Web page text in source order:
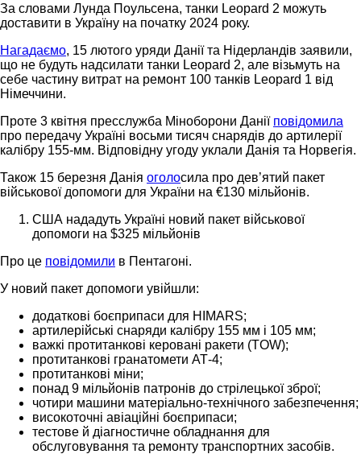
За словами Лунда Поульсена, танки Leopard 2 можуть
доставити в Україну на початку 2024 року.
Нагадаємо, 15 лютого уряди Данії та Нідерландів заявили,
що не будуть надсилати танки Leopard 2, але візьмуть на
себе частину витрат на ремонт 100 танків Leopard 1 від
Німеччини.
Проте 3 квітня пресслужба Міноборони Данії повідомила
про передачу Україні восьми тисяч снарядів до артилерії
калібру 155-мм. Відповідну угоду уклали Данія та Норвегія.
Також 15 березня Данія оголосила про дев’ятий пакет
військової допомоги для України на €130 мільйонів.
США нададуть Україні новий пакет військової
допомоги на $325 мільйонів
Про це повідомили в Пентагоні.
У новий пакет допомоги увійшли:
додаткові боєприпаси для HIMARS;
артилерійські снаряди калібру 155 мм і 105 мм;
важкі протитанкові керовані ракети (TOW);
протитанкові гранатомети АТ-4;
протитанкові міни;
понад 9 мільйонів патронів до стрілецької зброї;
чотири машини матеріально-технічного забезпечення;
високоточні авіаційні боєприпаси;
тестове й діагностичне обладнання для
обслуговування та ремонту транспортних засобів.